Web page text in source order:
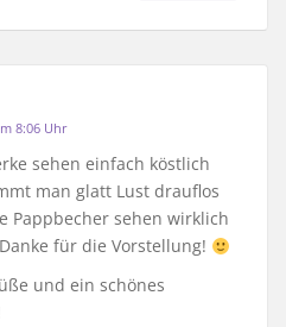
8:06 Uhr
sehen einfach köstlich
man glatt Lust drauflos
Pappbecher sehen wirklich
für die Vorstellung!
und ein schönes